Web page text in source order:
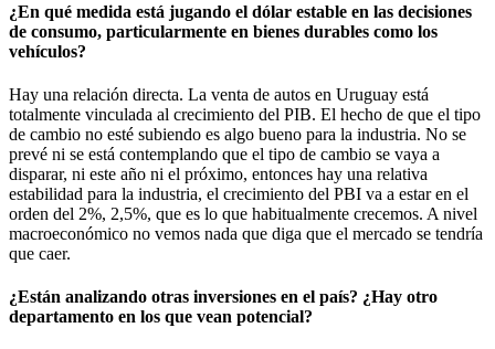
¿En qué medida está jugando el dólar estable en las decisiones
de consumo, particularmente en bienes durables como los
vehículos?
Hay una relación directa. La venta de autos en Uruguay está
totalmente vinculada al crecimiento del PIB. El hecho de que el tipo
de cambio no esté subiendo es algo bueno para la industria. No se
prevé ni se está contemplando que el tipo de cambio se vaya a
disparar, ni este año ni el próximo, entonces hay una relativa
estabilidad para la industria, el crecimiento del PBI va a estar en el
orden del 2%, 2,5%, que es lo que habitualmente crecemos. A nivel
macroeconómico no vemos nada que diga que el mercado se tendría
que caer.
¿Están analizando otras inversiones en el país? ¿Hay otro
departamento en los que vean potencial?